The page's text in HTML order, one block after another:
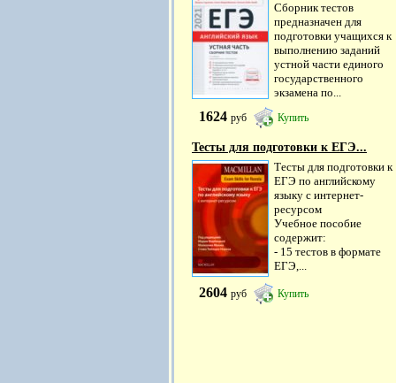
Сборник тестов
предназначен для
подготовки учащихся к
выполнению заданий
устной части единого
государственного
экзамена по...
1624 руб Купить
Тесты для подготовки к ЕГЭ...
Тесты для подготовки к
ЕГЭ по английскому
языку с интернет-
ресурсом
Учебное пособие
содержит:
- 15 тестов в формате
ЕГЭ,...
2604 руб Купить